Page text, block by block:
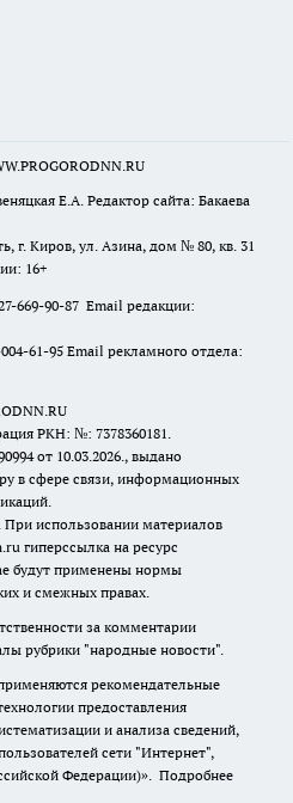
Е.А. Редактор сайта: Бакаева
г. Киров, ул. Азина, дом № 80, кв. 31
16+
669-90-87 Email редакции:
61-95 Email рекламного отдела:
РКН: №: 7378360181.
от 10.03.2026., выдано
в сфере связи, информационных
При использовании материалов
гиперссылка на ресурс
будут применены нормы
и смежных правах.
за комментарии
рубрики "народные новости".
рекомендательные
предоставления
и анализа сведений,
сети "Интернет",
Федерации)». Подробнее